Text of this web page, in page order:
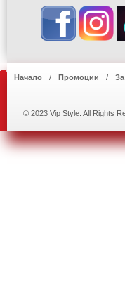
Начало Промоции
© 2023 Vip Style. All Rights